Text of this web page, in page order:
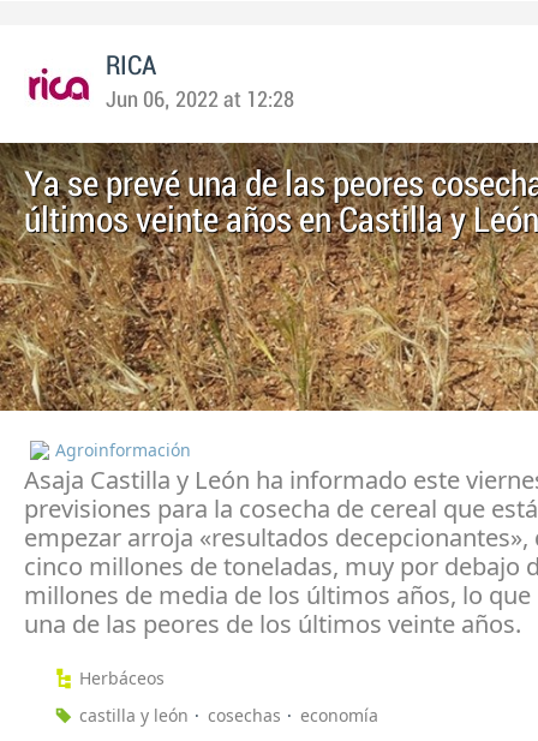
RICA
Jun 06, 2022 at 12:28
Ya se prevé una de las peores
últimos veinte años en Castilla y León
Agroinformación
Asaja Castilla y León ha informado este
previsiones para la cosecha de cereal que
empezar arroja «resultados decepcionantes»,
cinco millones de toneladas, muy por debajo
millones de media de los últimos años, lo que
una de las peores de los últimos veinte años.
Herbáceos
castilla y león
cosechas economía